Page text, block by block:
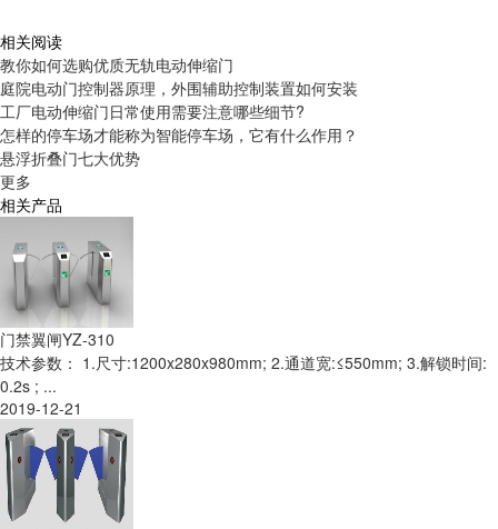
相关阅读
教你如何选购优质无轨电动伸缩门
庭院电动门控制器原理，外围辅助控制装置如何安装
工厂电动伸缩门日常使用需要注意哪些细节?
怎样的停车场才能称为智能停车场，它有什么作用？
悬浮折叠门七大优势
更多
相关产品
门禁翼闸YZ-310
技术参数： 1.尺寸:1200x280x980mm; 2.通道宽:≤550mm; 3.解锁时间:
0.2s ; ...
2019-12-21